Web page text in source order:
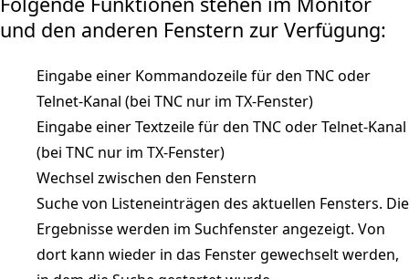
und den anderen Fenstern zur Verfügung:
Eingabe einer Kommandozeile für den TNC oder
Telnet-Kanal (bei TNC nur im TX-Fenster)
Eingabe einer Textzeile für den TNC oder Telnet-Kanal
(bei TNC nur im TX-Fenster)
Wechsel zwischen den Fenstern
Suche von Listeneinträgen des aktuellen Fensters. Die
Ergebnisse werden im Suchfenster angezeigt. Von
dort kann wieder in das Fenster gewechselt werden,